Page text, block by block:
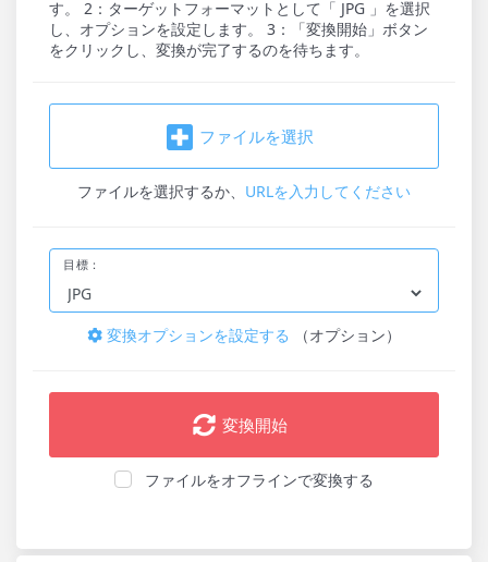
す。 2：ターゲットフォーマットとして「 JPG 」を選択
し、オプションを設定します。 3：「変換開始」ボタン
をクリックし、変換が完了するのを待ちます。
ファイルを選択
ファイルを選択するか、 URLを入力してください
目標：
変換オプションを設定する （オプション）
変換開始
ファイルをオフラインで変換する